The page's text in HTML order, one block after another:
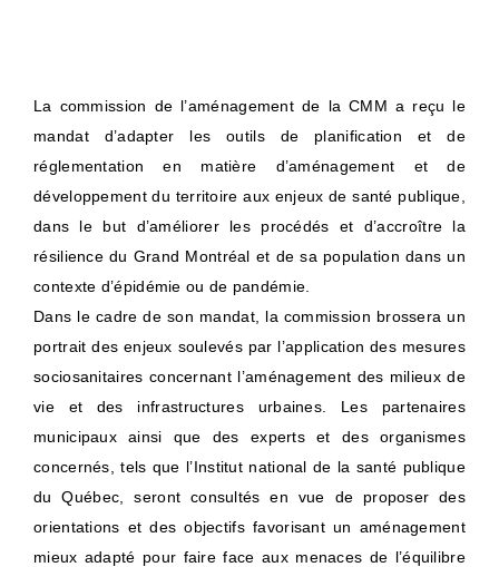
La commission de l’aménagement de la CMM a reçu le
mandat d’adapter les outils de planification et de
réglementation en matière d’aménagement et de
développement du territoireaux enjeux de santé publique
dans le but d’améliorer les procédés et d’accroître la
résilience du Grand Montréal et de sa population dans un
contexte d’épidémie ou de pandémie.
Dans le cadre de son mandat, la commission brossera un
portrait des enjeux soulevés par l’application des mesures
sociosanitaires concernant l’aménagement des milieux de
vie et des infrastructures urbaines. Les partenaires
municipaux ainsi que des experts et des organismes
concernés, tels que l’Institut national de la santé publique
du Québec, seront consultés en vue de proposer des
orientations et des objectifs favorisant un aménagement
mieux adapté pour faire face aux menaces de l’équilibre